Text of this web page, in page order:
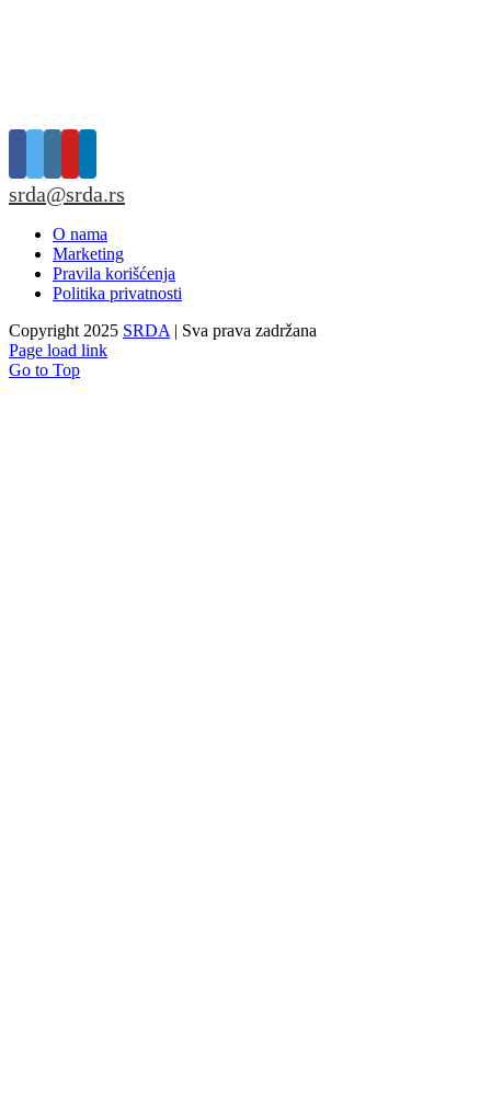
srda@srda.rs
O nama
Marketing
Pravila korišćenja
Politika privatnosti
Copyright 2025 SRDA | Sva prava zadržana
Page load link
Go to Top